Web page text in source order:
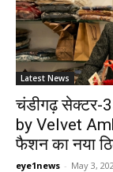
Latest News
चंडीगढ़ सेक्टर-
by Velvet
फैशन का नया
eye1news - May 3,